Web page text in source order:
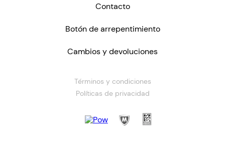
Contacto
Botón de arrepentimiento
Cambios y devoluciones
Términos y condiciones
Políticas de privacidad